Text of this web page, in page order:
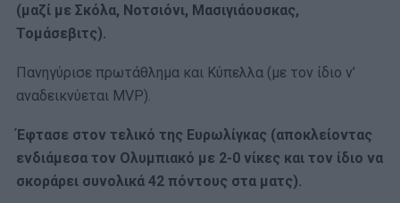
(μαζί με Σκόλα, Νοτσιόνι, Μασιγιάουσκας,
Τομάσεβιτς).
Πανηγύρισε πρωτάθλημα και Κύπελλα (με τον ίδιο ν’
αναδεικνύεται MVP).
Έφτασε στον τελικό της Ευρωλίγκας (αποκλείοντας
ενδιάμεσα τον Ολυμπιακό με 2-0 νίκες και τον ίδιο να
σκοράρει συνολικά 42 πόντους στα ματς).